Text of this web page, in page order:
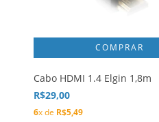
Cabo HDMI 1.4 Elgin 1,8m
R$29,00
6x de R$5,49